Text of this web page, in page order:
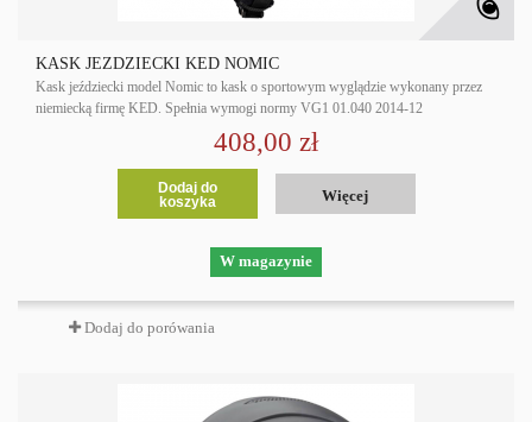
KASK JEŹDZIECKI KED NOMIC
Kask jeździecki model Nomic to kask o sportowym wyglądzie wykonany przez
niemiecką firmę KED. Spełnia wymogi normy VG1 01.040 2014-12
408,00 zł
Dodaj do
koszyka
Więcej
W magazynie
Dodaj do porówania